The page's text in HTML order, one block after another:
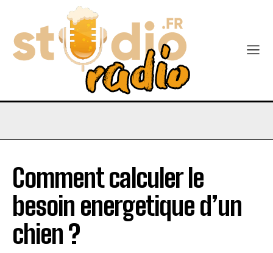
Comment calculer le
besoin energetique d’un
chien ?